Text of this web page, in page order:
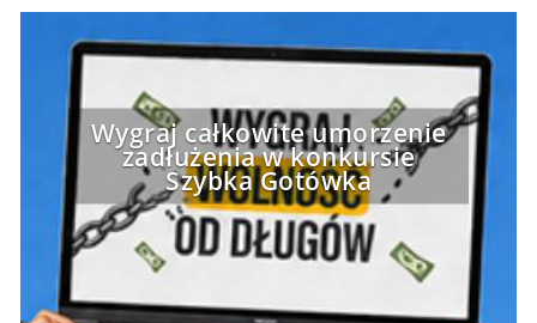
Wygraj całkowite umorzenie
zadłużenia w konkursie
Szybka Gotówka